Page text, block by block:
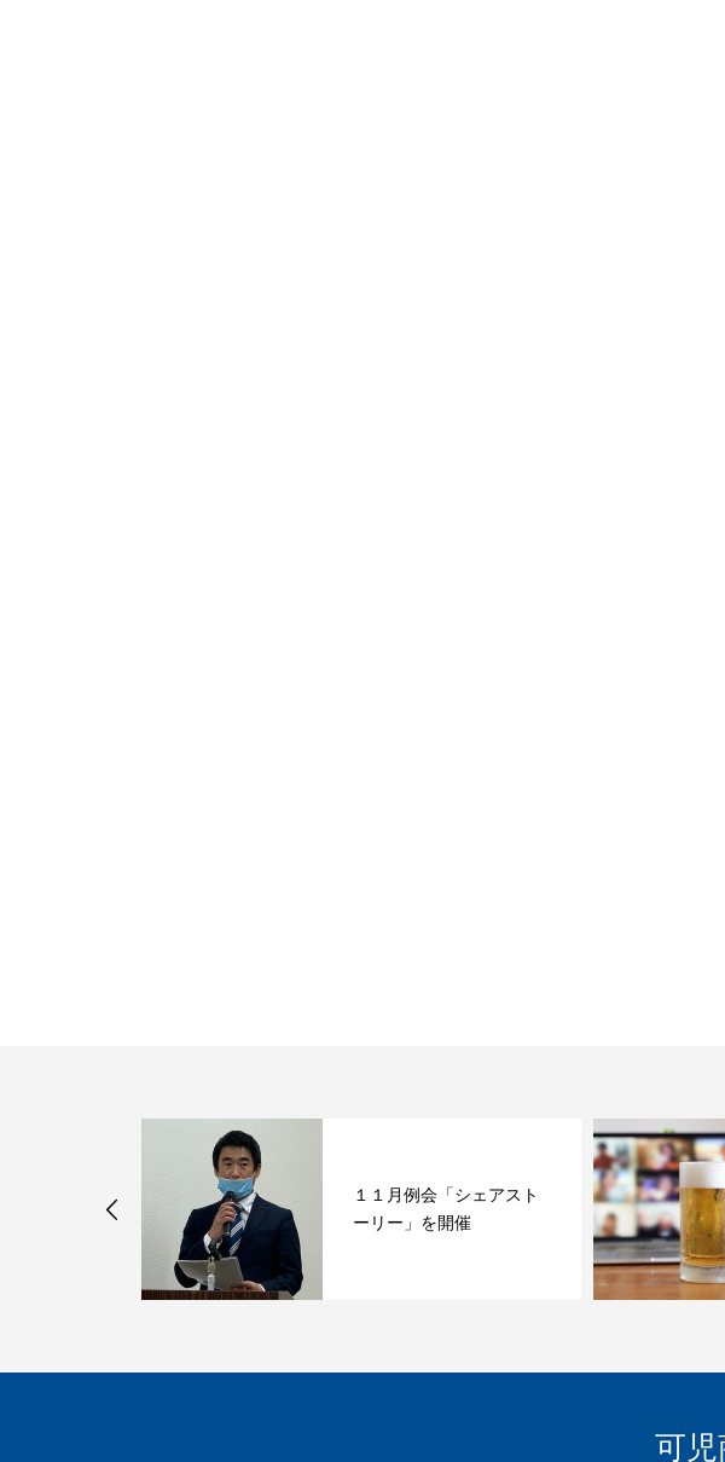
１１月例会「シェアスト
ーリー」を開催
可児